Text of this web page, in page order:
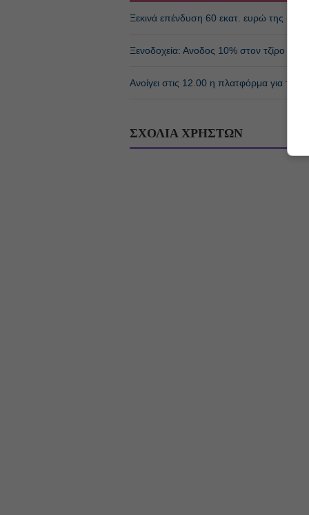
Ξεκινά επένδυση 60 εκατ. ευρώ της «H
Ξενοδοχεία: Ανοδος 10% στον τζίρο με
Ανοίγει στις 12.00 η πλατφόρμα για το
ΣΧΟΛΙΑ ΧΡΗΣΤΩΝ